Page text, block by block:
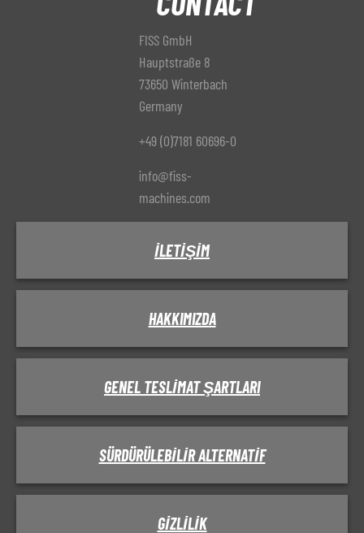
FISS GmbH
Hauptstraße 8
73650 Winterbach
Germany
+49 (0)7181 60696-0
info@fiss-
machines.com
İLETIŞIM
HAKKIMIZDA
GENEL TESLIMAT ŞARTLARI
SÜRDÜRÜLEBILIR ALTERNATIF
GIZLILIK